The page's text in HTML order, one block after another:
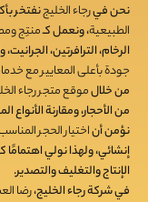
نحن فيرجاء الخليجنفتخر
الطبيعية، ونعمل كـمنتِج
الرخام، الترافرتين،
جودة بأعلى المعايير مع
من خلالموقع متجر رجاء
من الأحجار، ومقارنة
نؤمن أناختيار الحجر
إنشائي، ولهذا نولي اهتمامًا
الإنتاج والتغليف والتصدير.
في شركة رجاء الخليج،رضا